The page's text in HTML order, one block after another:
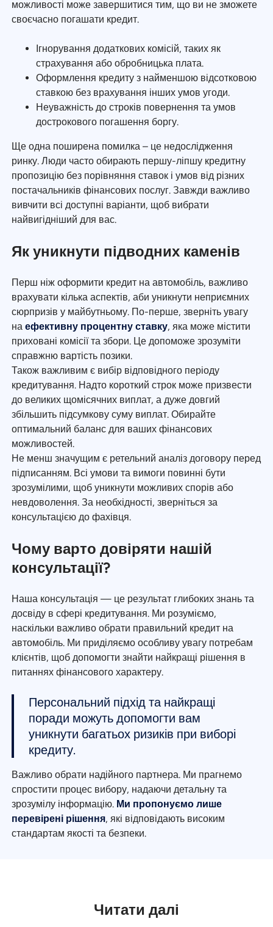
можливості може завершитися тим, що ви не зможете
своєчасно погашати кредит.
Ігнорування додаткових комісій, таких як
страхування або обробницька плата.
Оформлення кредиту з найменшою відсотковою
ставкою без врахування інших умов угоди.
Неуважність до строків повернення та умов
дострокового погашення боргу.
Ще одна поширена помилка – це недослідження
ринку. Люди часто обирають першу-ліпшу кредитну
пропозицію без порівняння ставок і умов від різних
постачальників фінансових послуг. Завжди важливо
вивчити всі доступні варіанти, щоб вибрати
найвигідніший для вас.
Як уникнути підводних каменів
Перш ніж оформити кредит на автомобіль, важливо
врахувати кілька аспектів, аби уникнути неприємних
сюрпризів у майбутньому. По-перше, зверніть увагу
наефективну процентну ставку, яка може містити
приховані комісії та збори. Це допоможе зрозуміти
справжню вартість позики.
Також важливим є вибір відповідного періоду
кредитування. Надто короткий строк може призвести
до великих щомісячних виплат, а дуже довгий
збільшить підсумкову суму виплат. Обирайте
оптимальний баланс для ваших фінансових
можливостей.
Не менш значущим є ретельний аналіз договору перед
підписанням. Всі умови та вимоги повинні бути
зрозумілими, щоб уникнути можливих спорів або
невдоволення. За необхідності, зверніться за
консультацією до фахівця.
Чому варто довіряти нашій
консультації?
Наша консультація — це результат глибоких знань та
досвіду в сфері кредитування. Ми розуміємо,
наскільки важливо обрати правильний кредит на
автомобіль. Ми приділяємо особливу увагу потребам
клієнтів, щоб допомогти знайти найкращі рішення в
питаннях фінансового характеру.
Персональний підхід та найкращі
поради можуть допомогти вам
уникнути багатьох ризиків при виборі
кредиту.
Важливо обрати надійного партнера. Ми прагнемо
спростити процес вибору, надаючи детальну та
зрозумілу інформацію. Ми пропонуємо лише
перевірені рішення, які відповідають високим
стандартам якості та безпеки.
Читати далі